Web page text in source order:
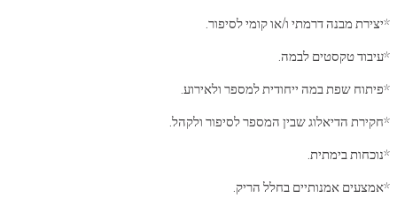
*יצירת מבנה דרמתי ו/או קומי לסיפור.
*עיבוד טקסטים לבמה.
*פיתוח שפת במה ייחודית למספר ולאירוע.
*חקירת הדיאלוג שבין המספר לסיפור ולקהל.
*נוכחות בימתית.
*אמצעים אמנותיים בחלל הריק.